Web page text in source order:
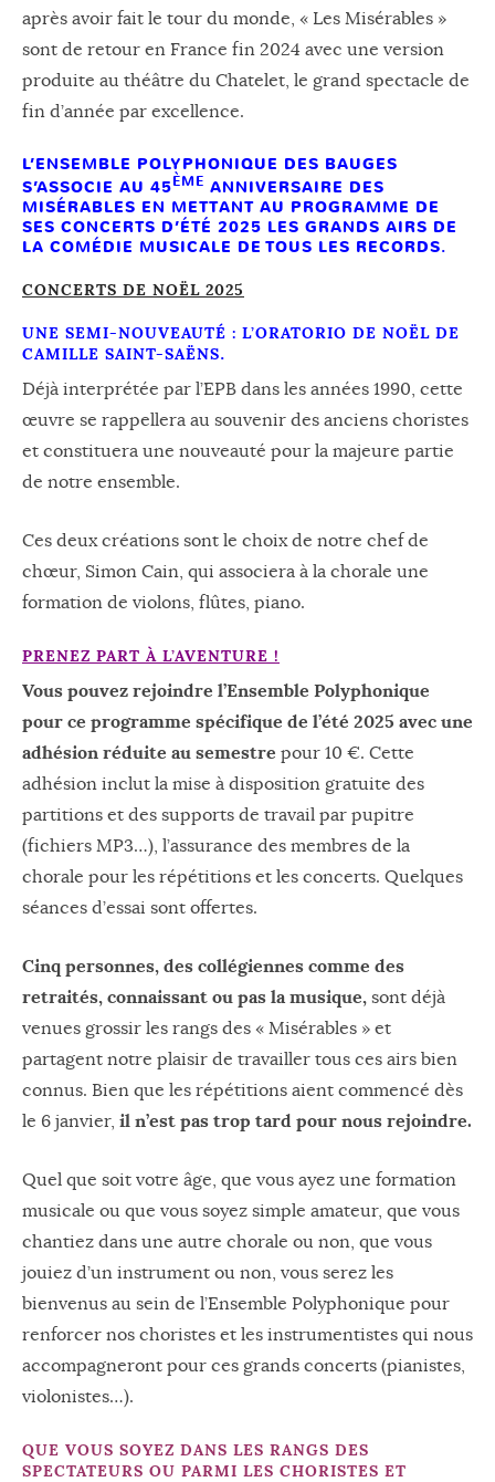
après avoir fait le tour du monde, « Les Misérables »
sont de retour en France fin 2024 avec une version
produite au théâtre du Chatelet, le grand spectacle de
fin d’année par excellence.
L’ENSEMBLE POLYPHONIQUE DES BAUGES
S’ASSOCIE AU 45ÈME ANNIVERSAIRE DES
MISÉRABLES EN METTANT AU PROGRAMME DE
SES CONCERTS D’ÉTÉ 2025 LES GRANDS AIRS DE
LA COMÉDIE MUSICALE DE TOUS LES RECORDS.
CONCERTS DE NOËL 2025
UNE SEMI-NOUVEAUTÉ : L’ORATORIO DE NOËL DE
CAMILLE SAINT-SAËNS.
Déjà interprétée par l’EPB dans les années 1990, cette
œuvre se rappellera au souvenir des anciens choristes
et constituera une nouveauté pour la majeure partie
de notre ensemble.
Ces deux créations sont le choix de notre chef de
chœur, Simon Cain, qui associera à la chorale une
formation de violons, flûtes, piano.
PRENEZ PART À L’AVENTURE !
Vous pouvez rejoindre l’Ensemble Polyphonique
pour ce programme spécifique de l’été 2025 avec une
adhésion réduite au semestre pour 10 €. Cette
adhésion inclut la mise à disposition gratuite des
partitions et des supports de travail par pupitre
(fichiers MP3…), l’assurance des membres de la
chorale pour les répétitions et les concerts. Quelques
séances d’essai sont offertes.
Cinq personnes, des collégiennes comme des
retraités, connaissant ou pas la musique, sont déjà
venues grossir les rangs des « Misérables » et
partagent notre plaisir de travailler tous ces airs bien
connus. Bien que les répétitions aient commencé dès
le 6 janvier, il n’est pas trop tard pour nous rejoindre.
Quel que soit votre âge, que vous ayez une formation
musicale ou que vous soyez simple amateur, que vous
chantiez dans une autre chorale ou non, que vous
jouiez d’un instrument ou non, vous serez les
bienvenus au sein de l’Ensemble Polyphonique pour
renforcer nos choristes et les instrumentistes qui nous
accompagneront pour ces grands concerts (pianistes,
violonistes…).
QUE VOUS SOYEZ DANS LES RANGS DES
SPECTATEURS OU PARMI LES CHORISTES ET